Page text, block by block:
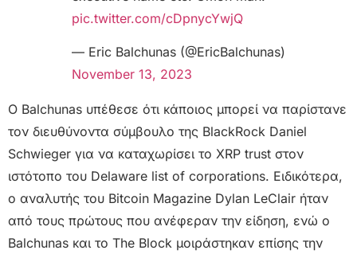
pic.twitter.com/cDpnycYwjQ
— Eric Balchunas (@EricBalchunas)
November 13, 2023
Ο Balchunas υπέθεσε ότι κάποιος μπορεί να παρίστανε
τον διευθύνοντα σύμβουλο της BlackRock Daniel
Schwieger για να καταχωρίσει το XRP trust στον
ιστότοπο του Delaware list of corporations. Ειδικότερα,
ο αναλυτής του Bitcoin Magazine Dylan LeClair ήταν
από τους πρώτους που ανέφεραν την είδηση, ενώ ο
Balchunas και το The Block μοιράστηκαν επίσης την